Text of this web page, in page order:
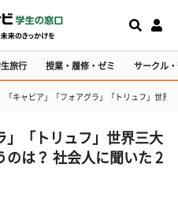
旅行 授業・履修・ゼミ サークル
「キャビア」「フォアグラ」「トリュフ」世界
」「トリュフ」世界三大
のは？ 社会人に聞いた 2